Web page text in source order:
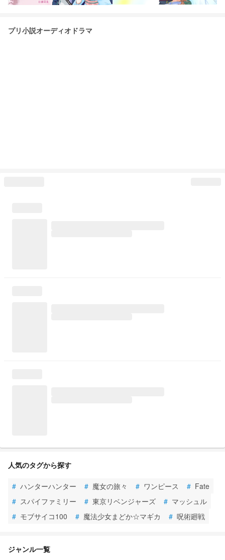
プリ小説オーディオドラマ
人気のタグから探す
# ハンターハンター # 魔女の旅々 # ワンピース # Fate
# スパイファミリー # 東京リベンジャーズ # マッシュル
# モブサイコ100 # 魔法少女まどか☆マギカ # 呪術廻戦
ジャンル一覧